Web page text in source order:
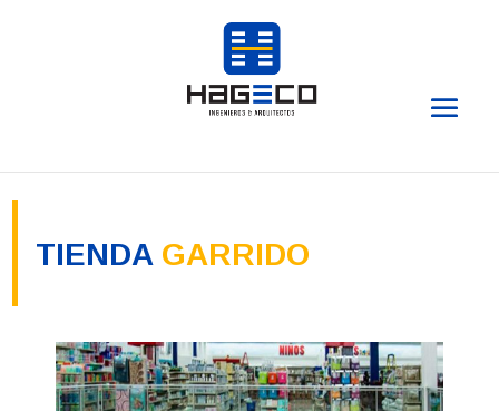
TIENDA GARRIDO